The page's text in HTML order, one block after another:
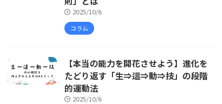
2025/10/6
コラム
【本当の能力を開花させよう】進化を
たどり返す「生⇒這⇒動⇒技」の段階
的運動法
2025/10/6